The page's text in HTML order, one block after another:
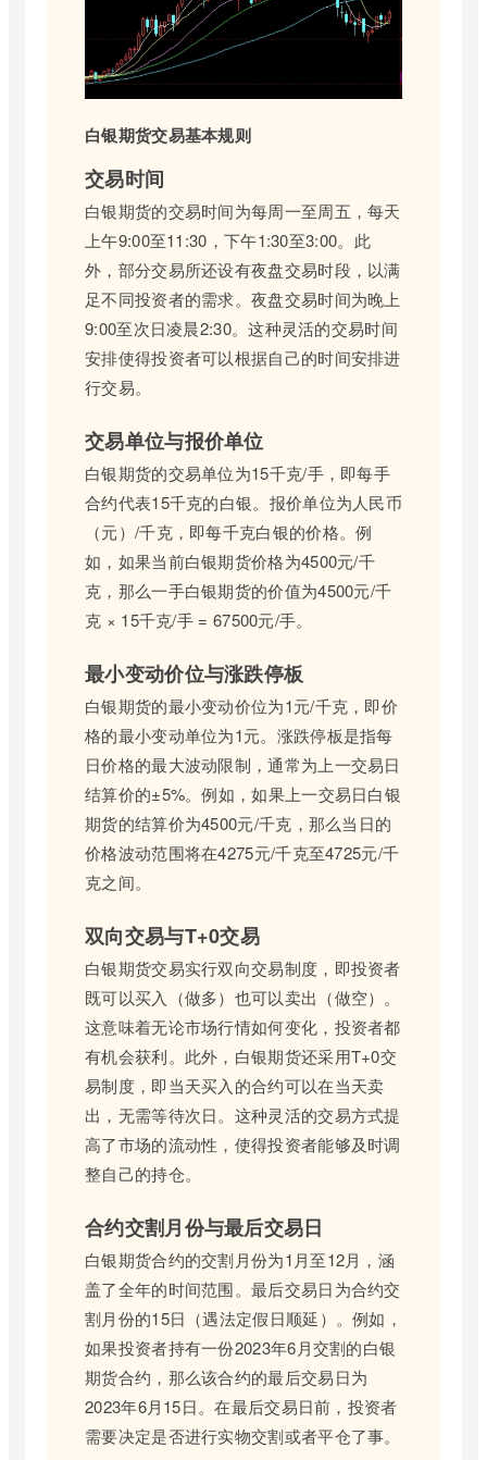
白银期货交易基本规则
交易时间
白银期货的交易时间为每周一至周五，每天
上午9:00至11:30，下午1:30至3:00。此
外，部分交易所还设有夜盘交易时段，以满
足不同投资者的需求。夜盘交易时间为晚上
9:00至次日凌晨2:30。这种灵活的交易时间
安排使得投资者可以根据自己的时间安排进
行交易。
交易单位与报价单位
白银期货的交易单位为15千克/手，即每手
合约代表15千克的白银。报价单位为人民币
（元）/千克，即每千克白银的价格。例
如，如果当前白银期货价格为4500元/千
克，那么一手白银期货的价值为4500元/千
克 × 15千克/手 = 67500元/手。
最小变动价位与涨跌停板
白银期货的最小变动价位为1元/千克，即价
格的最小变动单位为1元。涨跌停板是指每
日价格的最大波动限制，通常为上一交易日
结算价的±5%。例如，如果上一交易日白银
期货的结算价为4500元/千克，那么当日的
价格波动范围将在4275元/千克至4725元/千
克之间。
双向交易与T+0交易
白银期货交易实行双向交易制度，即投资者
既可以买入（做多）也可以卖出（做空）。
这意味着无论市场行情如何变化，投资者都
有机会获利。此外，白银期货还采用T+0交
易制度，即当天买入的合约可以在当天卖
出，无需等待次日。这种灵活的交易方式提
高了市场的流动性，使得投资者能够及时调
整自己的持仓。
合约交割月份与最后交易日
白银期货合约的交割月份为1月至12月，涵
盖了全年的时间范围。最后交易日为合约交
割月份的15日（遇法定假日顺延）。例如，
如果投资者持有一份2023年6月交割的白银
期货合约，那么该合约的最后交易日为
2023年6月15日。在最后交易日前，投资者
需要决定是否进行实物交割或者平仓了事。